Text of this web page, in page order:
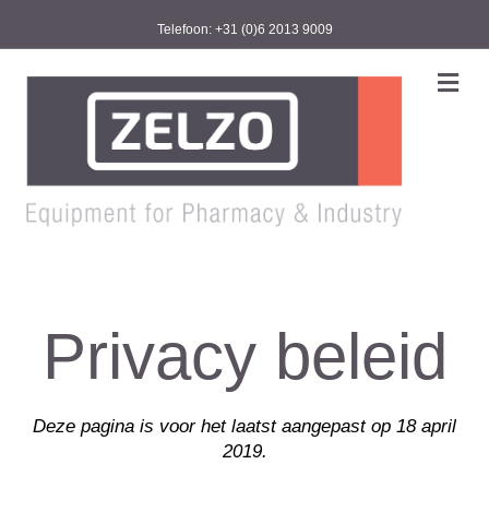
Telefoon: +31 (0)6 2013 9009
M
e
Privacy beleid
Deze pagina is voor het laatst aangepast op 18 april
2019.